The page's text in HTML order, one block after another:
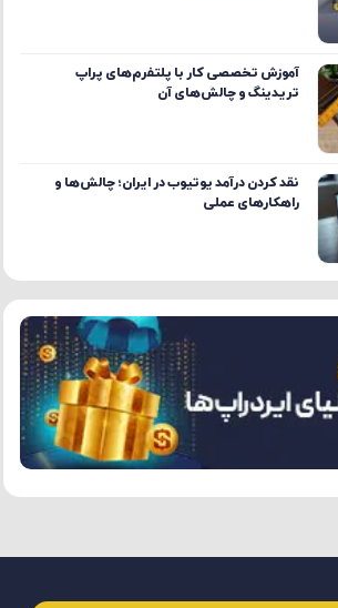
آموزش تخصصی کار با پلتفرم‌های پراپ
تریدینگ و چالش‌های آن
نقد کردن درآمد یوتیوب در ایران؛ چالش‌ها و
راهکارهای عملی